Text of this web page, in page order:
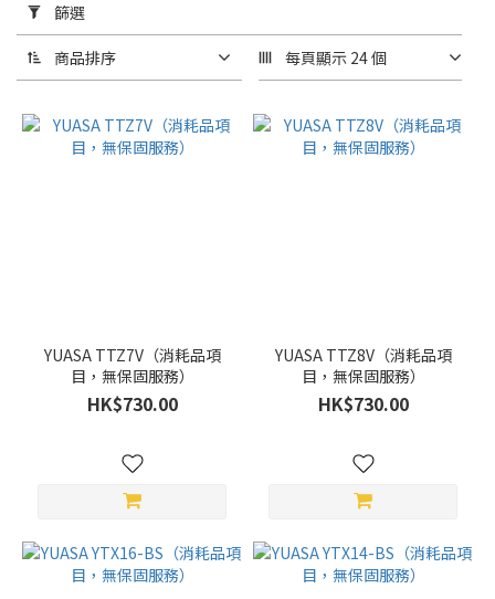
用
篩
選
(0/20)
品
篩選
商品排序 每頁顯示 24 個
YUASA TTZ7V（消耗品項
目，無保固服務）
HK$730.00
YUASA TTZ8V（消耗品項
目，無保固服務）
HK$730.00